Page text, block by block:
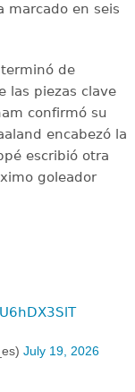
marcado en seis
de
las piezas clave
confirmó su
encabezó la
escribió otra
goleador
July 19, 2026